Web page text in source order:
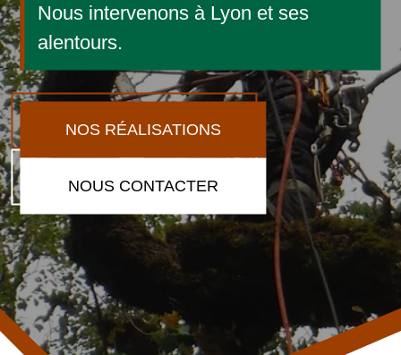
Nous intervenons à Lyon et ses
alentours.
NOS RÉALISATIONS
NOUS CONTACTER